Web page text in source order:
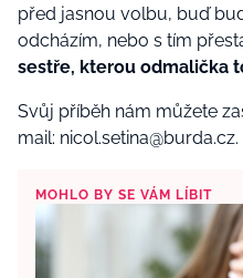
před jasnou volbu, buď
odcházím, nebo s tím
sestře, kterou odmalička
Svůj příběh nám můžete
mail: nicol.setina@burda.cz.
MOHLO BY SE VÁM LÍBIT